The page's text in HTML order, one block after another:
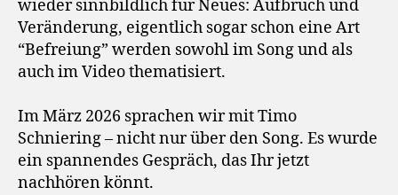
wieder sinnbildlich für Neues: Aufbruch und
Veränderung, eigentlich sogar schon eine Art
“Befreiung” werden sowohl im Song und als
auch im Video thematisiert.
Im März 2026 sprachen wir mit Timo
Schniering – nicht nur über den Song. Es wurde
ein spannendes Gespräch, das Ihr jetzt
nachhören könnt.